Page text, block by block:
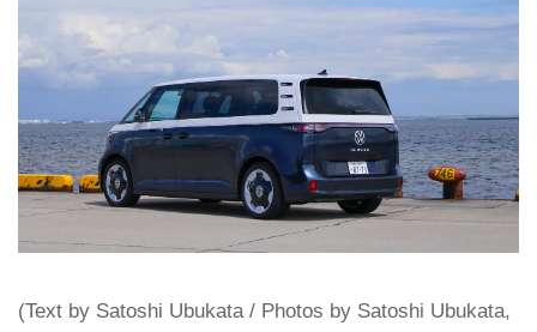
(Text by Satoshi Ubukata / Photos by Satoshi Ubukata,